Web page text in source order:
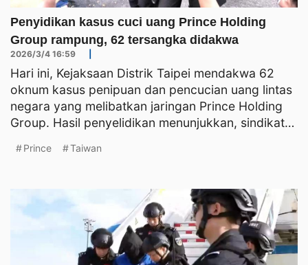
Penyidikan kasus cuci uang Prince Holding
Group rampung, 62 tersangka didakwa
2026/3/4 16:59
Hari ini, Kejaksaan Distrik Taipei mendakwa 62
oknum kasus penipuan dan pencucian uang lintas
negara yang melibatkan jaringan Prince Holding
Group. Hasil penyelidikan menunjukkan, sindikat
Prince Taiwan